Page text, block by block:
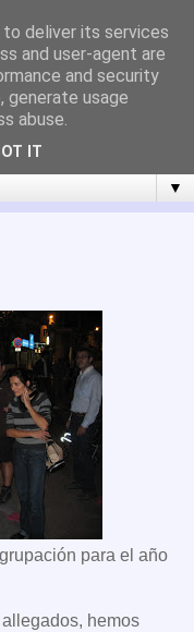
▼
para el año
hemos
deliver its services
and user-agent are
and security
generate usage
abuse.
IT